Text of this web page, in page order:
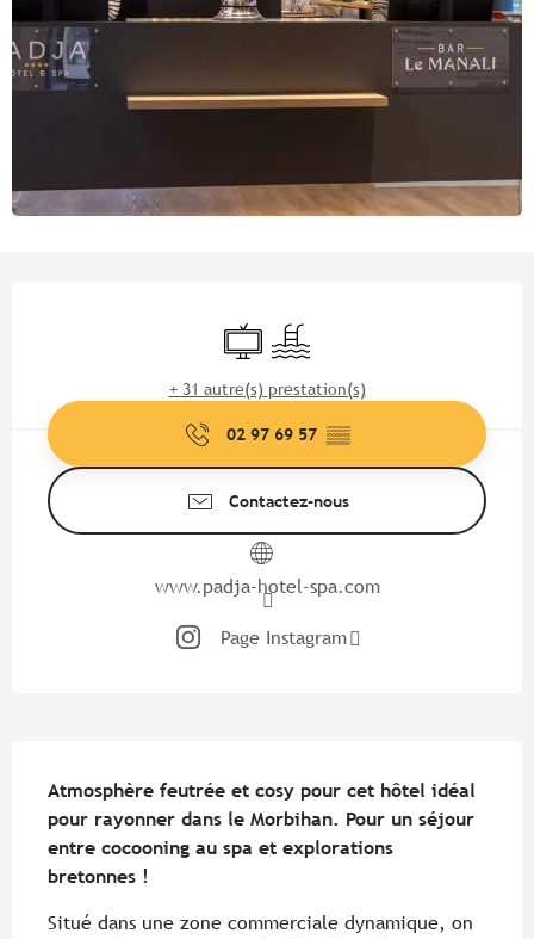
Télévision
Piscine
+ 31 autre(s) prestation(s)
02 97 69 57 ▒▒
Contactez-nous
www.padja-hotel-spa.com
Page Instagram
Atmosphère feutrée et cosy pour cet hôtel idéal
pour rayonner dans le Morbihan. Pour un séjour
entre cocooning au spa et explorations
bretonnes !
Situé dans une zone commerciale dynamique, on